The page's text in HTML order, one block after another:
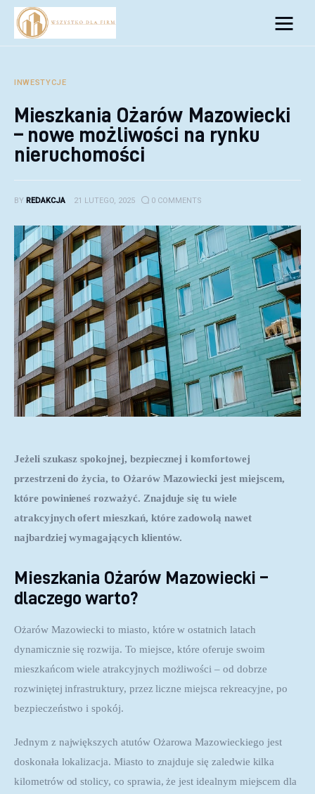
Biznes
Inwestycje
Rozwój
Technologie
Porady
INWESTYCJE
Mieszkania Ożarów Mazowiecki
– nowe możliwości na rynku
nieruchomości
BY REDAKCJA 21 LUTEGO, 2025 0 COMMENTS
Jeżeli szukasz spokojnej, bezpiecznej i komfortowej
przestrzeni do życia, to Ożarów Mazowiecki jest miejscem,
które powinieneś rozważyć. Znajduje się tu wiele
atrakcyjnych ofert mieszkań, które zadowolą nawet
najbardziej wymagających klientów.
Mieszkania Ożarów Mazowiecki –
dlaczego warto?
Ożarów Mazowiecki to miasto, które w ostatnich latach
dynamicznie się rozwija. To miejsce, które oferuje swoim
mieszkańcom wiele atrakcyjnych możliwości – od dobrze
rozwiniętej infrastruktury, przez liczne miejsca rekreacyjne, po
bezpieczeństwo i spokój.
Jednym z największych atutów Ożarowa Mazowieckiego jest
doskonała lokalizacja. Miasto to znajduje się zaledwie kilka
kilometrów od stolicy, co sprawia, że jest idealnym miejscem dla